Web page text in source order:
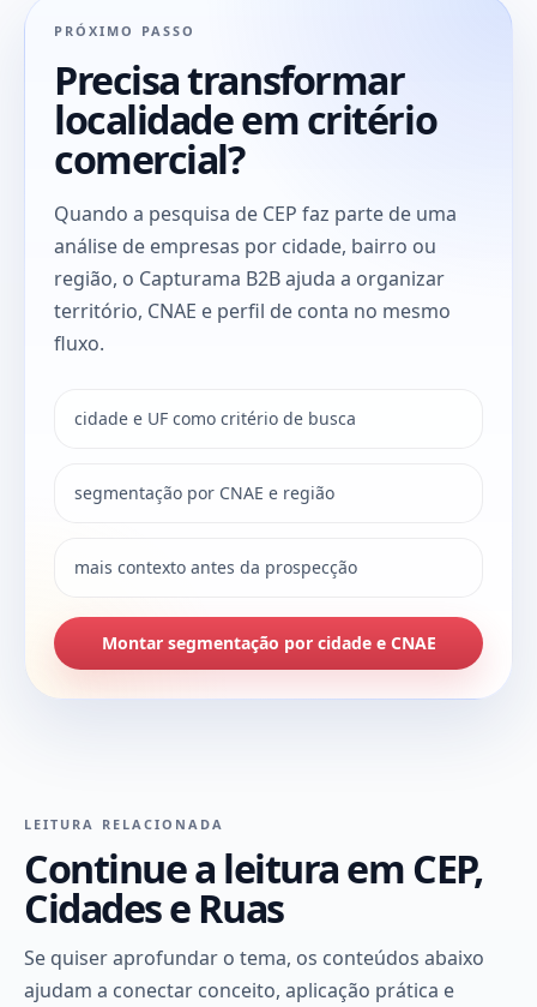
PRÓXIMO PASSO
Precisa transformar
localidade em critério
comercial?
Quando a pesquisa de CEP faz parte de uma
análise de empresas por cidade, bairro ou
região, o Capturama B2B ajuda a organizar
território, CNAE e perfil de conta no mesmo
fluxo.
cidade e UF como critério de busca
segmentação por CNAE e região
mais contexto antes da prospecção
Montar segmentação por cidade e CNAE
LEITURA RELACIONADA
Continue a leitura em CEP,
Cidades e Ruas
Se quiser aprofundar o tema, os conteúdos abaixo
ajudam a conectar conceito, aplicação prática e